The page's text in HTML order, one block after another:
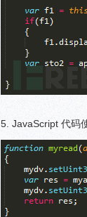
5. JavaScript 代码